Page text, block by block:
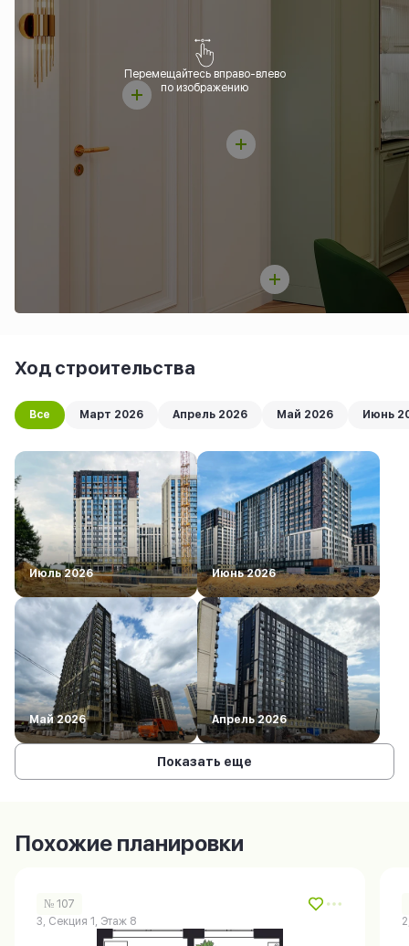
Перемещайтесь вправо-влево
по изображению
Ход строительства
Все Март 2026 Апрель 2026 Май 2026 Июнь
Июль 2026 Июнь 2026
Май 2026 Апрель 2026
Показать еще
Похожие планировки
№ 107
3, Секция 1, Этаж 8